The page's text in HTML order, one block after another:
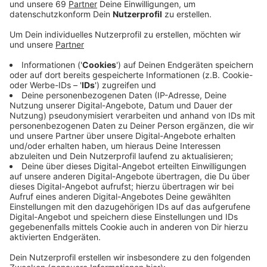
Für Hauptkommissar Frank Thiel (Axel Prahl) und
Professor Karl-Friedrich Boerne (Jan Josef Liefers)
geht es diesmal in einen Schrebergarten. Dort liegt die
unversehrte Leiche von Sabine Schmidt, neben zwei
toten Eichhörnchen. Die Ermittler verfolgen die Spur:
die anderen Pächter:innen scheinen etwas zu
verbergen. Das Drehbuch kommt von Regine
Bielefeldt, die bereits den Tatort"MagicMom"
verfasst hat. Grimme-Preisträgerin Brigitte Maria
Bertele führt Regie. Voraussichtlich zum 6. Oktober
wird in Münster, Köln und Umgebung gedreht. Wann der
Münster-Tatort im kommenden Jahr im Ersten läuft,